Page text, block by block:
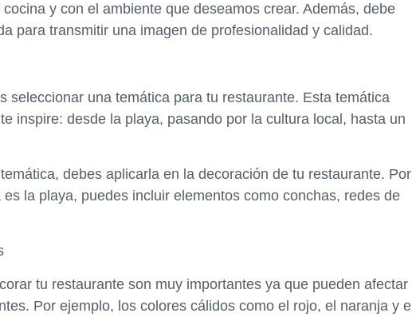
y con el ambiente que deseamos crear. Además, debe
para transmitir una imagen de profesionalidad y calidad.
seleccionar una temática para tu restaurante. Esta temática
inspire: desde la playa, pasando por la cultura local, hasta un
debes aplicarla en la decoración de tu restaurante. Por
la playa, puedes incluir elementos como conchas, redes de
tu restaurante son muy importantes ya que pueden afectar
Por ejemplo, los colores cálidos como el rojo, el naranja y el